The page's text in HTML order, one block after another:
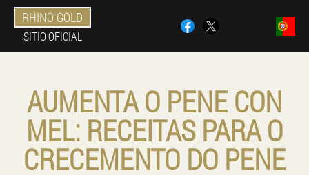
RHINO GOLD
SITIO OFICIAL
AUMENTA O PENE CON
MEL: RECEITAS PARA O
CRECEMENTO DO PENE